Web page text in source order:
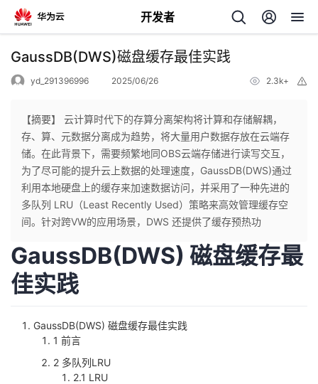
开发者
返
个
人
页
我
开
GaussDB(DWS)磁盘缓存最佳实践
yd_291396996 2025/06/26 2.3k+
【摘要】 云计算时代下的存算分离架构将计算和存储解耦，
存、算、元数据分离成为趋势，将大量用户数据存放在云端存
储。在此背景下，需要频繁地同OBS云端存储进行读写交互，
为了尽可能的提升云上数据的处理速度，GaussDB(DWS)通过
利用本地硬盘上的缓存来加速数据访问，并采用了一种先进的
多队列 LRU（Least Recently Used）策略来高效管理缓存空
间。针对跨VW的应用场景，DWS 还提供了缓存预热功
GaussDB(DWS) 磁盘缓存最
佳实践
GaussDB(DWS) 磁盘缓存最佳实践
1 前言
2 多队列LRU
2.1 LRU